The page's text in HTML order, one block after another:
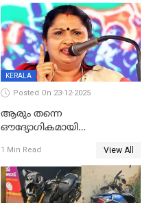
KERALA
Posted On 23-12-2025
ആരും തന്നെ
ഔദ്യോഗികമായി
കണ്ടെത്താൻ ഇന്ന് കോർ
കമ്മിറ്റി കൂടിയില്ല';
അതൃപ്തിയുമായി ദീപ്തി മേരി
വർഗീസ്
1 Min Read View All